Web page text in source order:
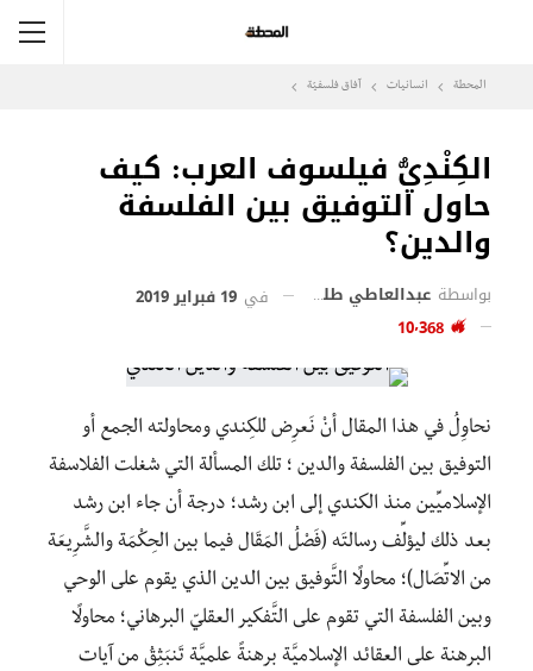
المحطة انسانيات آفاق فلسفيّة‎
الكِنْدِيُّ فيلسوف العرب: كيف
حاول التوفيق بين الفلسفة
والدين؟
بواسطة عبدالعاطي طلبة في 19 فبراير 2019
نحاوِلُ في هذا المقال أنْ نَعرِض للكِندي ومحاولته الجمع أو
التوفيق بين الفلسفة والدين ؛ تلك المسألة التي شغلت الفلاسفة
الإسلاميِّين منذ الكندي إلى ابن رشد؛ درجة أن جاء ابن رشد
بعد ذلك ليؤلِّف رسالتَه (فَصْلُ المَقَال فيما بين الحِكْمَة والشَّرِيعَة
من الاتِّصَال)؛ محاولًا التَّوفيق بين الدين الذي يقوم على الوحي
وبين الفلسفة التي تقوم على التَّفكير العقليّ البرهاني؛ محاولًا
البرهنة على العقائد الإسلاميَّة برهنةً علميَّة تَنبَثِقُ من آيات